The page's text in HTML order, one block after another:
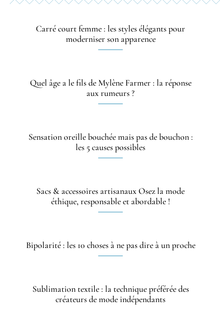
Carré court femme : les styles élégants pour
moderniser son apparence
Quel âge a le fils de Mylène Farmer : la réponse
aux rumeurs ?
Sensation oreille bouchée mais pas de bouchon :
les 5 causes possibles
Sacs & accessoires artisanaux Osez la mode
éthique, responsable et abordable !
Bipolarité : les 10 choses à ne pas dire à un proche
Sublimation textile : la technique préférée des
créateurs de mode indépendants